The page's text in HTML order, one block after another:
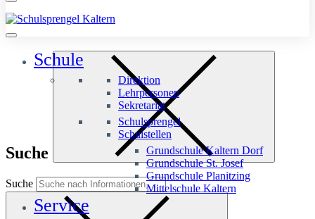
Schule
Direktion
Lehrpersonen
Sekretariat
Schulsprengel
Schulstellen
Grundschule Kaltern Dorf
Grundschule St. Josef
Grundschule Planitzing
Mittelschule Kaltern
Service
Suche
Suche